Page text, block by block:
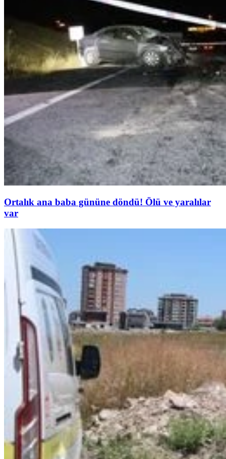
Ortalık ana baba gününe döndü! Ölü ve yaralılar
var